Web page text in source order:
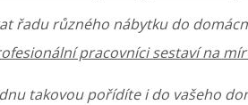
řadu různého nábytku do
pracovníci sestaví na
takovou pořídíte i do vašeho